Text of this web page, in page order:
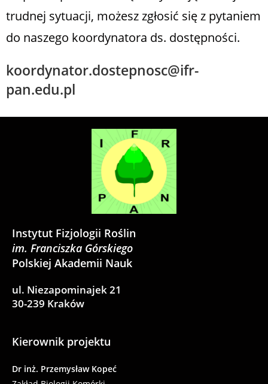
trudnej sytuacji, możesz zgłosić się z pytaniem
do naszego koordynatora ds. dostępności.
koordynator.dostepnosc@ifr-
pan.edu.pl
Instytut Fizjologii Roślin
im. Franciszka Górskiego
Polskiej Akademii Nauk
ul. Niezapominajek 21
30-239 Kraków
Kierownik projektu
Dr inż. Przemysław Kopeć